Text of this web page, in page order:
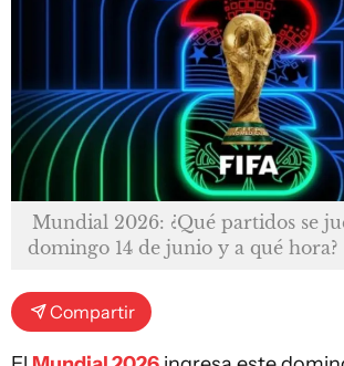
Mundial 2026: ¿Qué partidos se
domingo 14 de junio y a qué hora?
Compartir